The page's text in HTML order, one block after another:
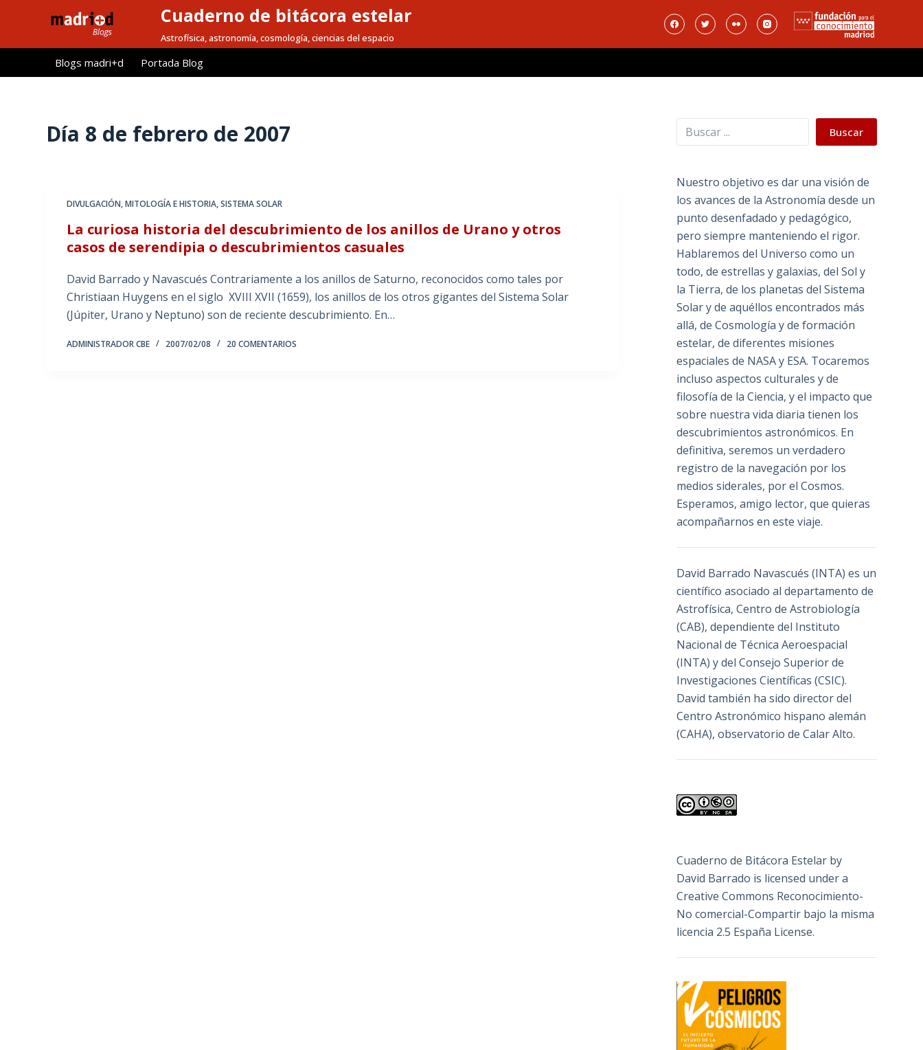
l
Cuaderno de bitácora estelar
Astrofísica, astronomía, cosmología, ciencias del espacio
Blogs madri+d Portada Blog
Día 8 de febrero de 2007
DIVULGACIÓN,MITOLOGÍA E HISTORIA,SISTEMA SOLAR
La curiosa historia del descubrimiento de los anillos de Urano y otros
casos de serendipia o descubrimientos casuales
David Barrado y Navascués Contrariamente a los anillos de Saturno, reconocidos como tales por
Christiaan Huygens en el siglo XVIII XVII (1659), los anillos de los otros gigantes del Sistema Solar
(Júpiter, Urano y Neptuno) son de reciente descubrimiento. En…
ADMINISTRADOR CBE 2007/02/08 20 COMENTARIOS
Buscar Buscar
Nuestro objetivo es dar una visión de
los avances de la Astronomía desde un
punto desenfadado y pedagógico,
pero siempre manteniendo el rigor.
Hablaremos del Universo como un
todo, de estrellas y galaxias, del Sol y
la Tierra, de los planetas del Sistema
Solar y de aquéllos encontrados más
allá, de Cosmología y de formación
estelar, de diferentes misiones
espaciales de NASA y ESA. Tocaremos
incluso aspectos culturales y de
filosofía de la Ciencia, y el impacto que
sobre nuestra vida diaria tienen los
descubrimientos astronómicos. En
definitiva, seremos un verdadero
registro de la navegación por los
medios siderales, por el Cosmos.
Esperamos, amigo lector, que quieras
acompañarnos en este viaje.
David Barrado Navascués (INTA) es un
científico asociado al departamento de
Astrofísica, Centro de Astrobiología
(CAB), dependiente del Instituto
Nacional de Técnica Aeroespacial
(INTA) y del Consejo Superior de
Investigaciones Científicas (CSIC).
David también ha sido director del
Centro Astronómico hispano alemán
(CAHA), observatorio de Calar Alto.
Cuaderno de Bitácora Estelar by
David Barrado is licensed under a
Creative Commons Reconocimiento-
No comercial-Compartir bajo la misma
licencia 2.5 España License.